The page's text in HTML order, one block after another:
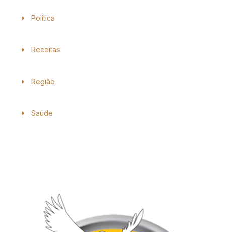
Política
Receitas
Região
Saúde